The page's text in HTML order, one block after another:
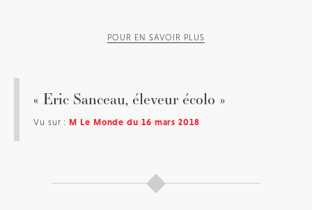
POUR EN SAVOIR PLUS
« Eric Sanceau, éleveur écolo »
Vu sur : M Le Monde du 16 mars 2018